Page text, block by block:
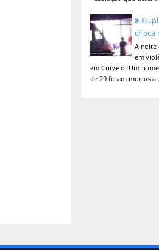
choca
A noite
em
em Curvelo. Um
de 29 foram mortos